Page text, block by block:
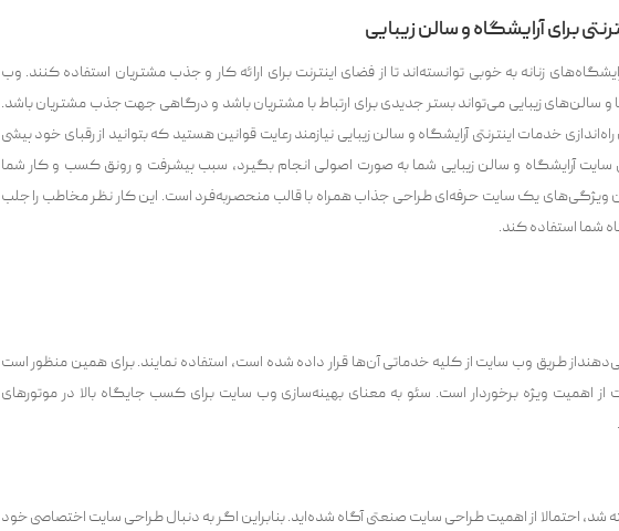
برای آرایشگاه و سالن زیبایی
زنانه به خوبی توانسته‌اند تا از فضای اینترنت برای ارائه کار و جذب مشتریان استفاده کنند. وب
سالن‌های زیبایی می‌‌تواند بستر جدیدی برای ارتباط با مشتریان باشد و درگاهی جهت جذب مشتریان باشد.
خدمات اینترنتی آرایشگاه و سالن زیبایی نیازمند رعایت قوانین هستید که بتوانید از رقبای خود پیشی
سایت آرایشگاه و سالن زیبایی شما به صورت اصولی انجام بگیرد، سبب پیشرفت و رونق کسب و کار شما
ویژگی‌های یک سایت حرفه‌ای طراحی جذاب همراه با قالب منحصربه‌فرد است. این کار نظر مخاطب را جلب
شما استفاده کند.
طریق وب سایت از کلیه خدماتی آن‌ها قرار داده شده است، استفاده نمایند. برای همین منظور است
اهمیت ویژه برخوردار است. سئو به معنای بهینه‌سازی وب سایت برای کسب جایگاه بالا در موتورهای
شد، احتمالا از اهمیت طراحی سایت صنعتی آگاه شده‌اید. بنابراین اگر به دنبال طراحی سایت اختصاصی خود